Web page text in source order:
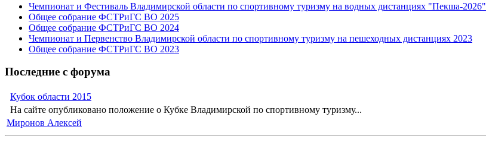
Чемпионат и Фестиваль Владимирской области по спортивному туризму на водных дистанциях "Пекша-2026"
Общее собрание ФСТРиГС ВО 2025
Общее собрание ФСТРиГС ВО 2024
Чемпионат и Первенство Владимирской области по спортивному туризму на пешеходных дистанциях 2023
Общее собрание ФСТРиГС ВО 2023
Последние с форума
Кубок области 2015
На сайте опубликовано положение о Кубке Владимирской по спортивному туризму...
Миронов Алексей